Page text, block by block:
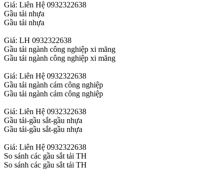
Giá: Liên Hệ 0932322638
Gầu tải nhựa
Gầu tải nhựa
Giá: LH 0932322638
Gầu tải ngành công nghiệp xi măng
Gầu tải ngành công nghiệp xi măng
Giá: Liên Hệ 0932322638
Gầu tải ngành cám công nghiệp
Gầu tải ngành cám công nghiệp
Giá: Liên Hệ 0932322638
Gầu tải-gầu sắt-gầu nhựa
Gầu tải-gầu sắt-gầu nhựa
Giá: Liên Hệ 0932322638
So sánh các gầu sắt tải TH
So sánh các gầu sắt tải TH